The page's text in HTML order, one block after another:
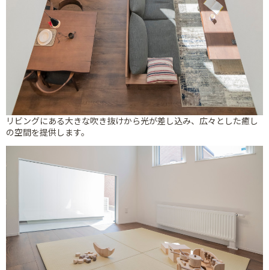
リビングにある大きな吹き抜けから光が差し込み、広々とした癒し
の空間を提供します。